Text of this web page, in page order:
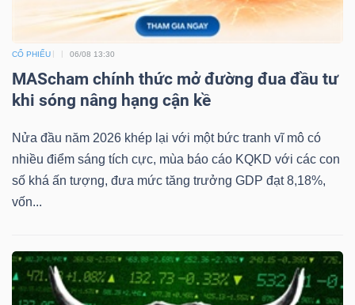
CỔ PHIẾU 06/08 13:30
MAScham chính thức mở đường đua đầu tư
khi sóng nâng hạng cận kề
Nửa đầu năm 2026 khép lại với một bức tranh vĩ mô có
nhiều điểm sáng tích cực, mùa báo cáo KQKD với các con
số khá ấn tượng, đưa mức tăng trưởng GDP đạt 8,18%,
vốn...